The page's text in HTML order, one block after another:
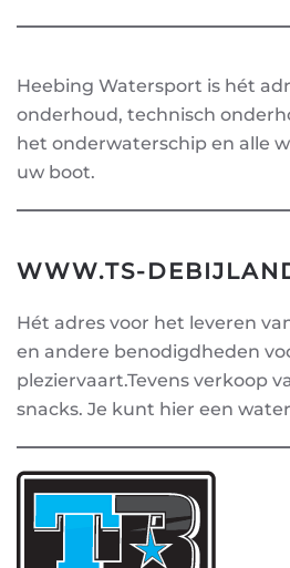
Heebing Watersport is hét
onderhoud, technisch
het onderwaterschip en alle
uw boot.
WWW.TS-
Hét adres voor het leveren
en andere benodigdheden
pleziervaart.Tevens verkoop
snacks. Je kunt hier een